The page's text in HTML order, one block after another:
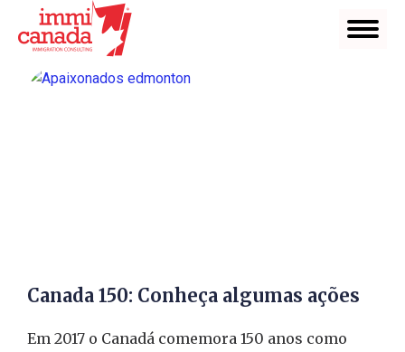
Canada 150: Conheça algumas ações
Em 2017 o Canadá comemora 150 anos como